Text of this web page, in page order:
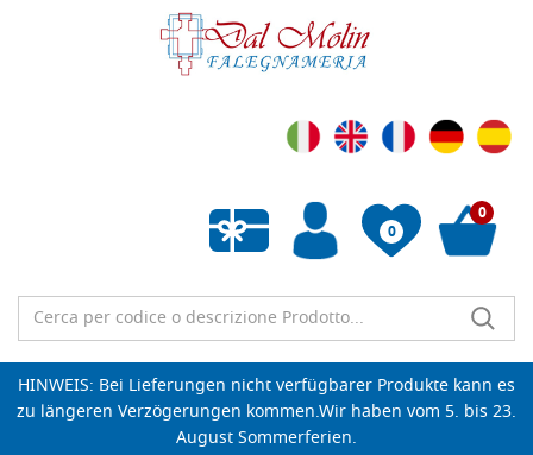
0
Wunschliste leeren
0
HINWEIS: Bei Lieferungen nicht verfügbarer Produkte kann es
zu längeren Verzögerungen kommen.Wir haben vom 5. bis 23.
August Sommerferien.